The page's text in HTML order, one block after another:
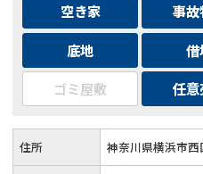
空き家 事
底地
借
ゴミ屋敷
任意
住所 神奈川県横浜市